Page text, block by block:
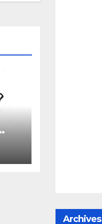
Archives